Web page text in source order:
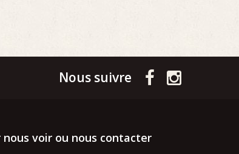
Nous suivre
nous voir ou nous contacter